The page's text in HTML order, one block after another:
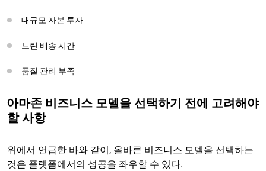
대규모 자본 투자
느린 배송 시간
품질 관리 부족
아마존 비즈니스 모델을 선택하기 전에 고려해야
할 사항
위에서 언급한 바와 같이, 올바른 비즈니스 모델을 선택하는
것은 플랫폼에서의 성공을 좌우할 수 있다.